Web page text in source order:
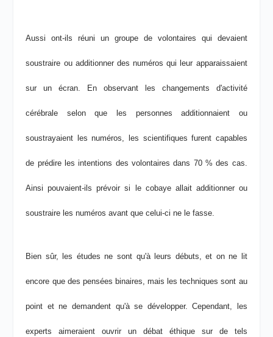
Aussi ont-ils réuni un groupe de volontaires qui devaient
soustraire ou additionner des numéros qui leur apparaissaient
sur un écran. En observant les changements d'activité
cérébrale selon que les personnes additionnaient ou
soustrayaient les numéros, les scientifiques furent capables
de prédire les intentions des volontaires dans 70 % des cas.
Ainsi pouvaient-ils prévoir si le cobaye allait additionner ou
soustraire les numéros avant que celui-ci ne le fasse.
Bien sûr, les études ne sont qu'à leurs débuts, et on ne lit
encore que des pensées binaires, mais les techniques sont au
point et ne demandent qu'à se développer. Cependant, les
experts aimeraient ouvrir un débat éthique sur de tels